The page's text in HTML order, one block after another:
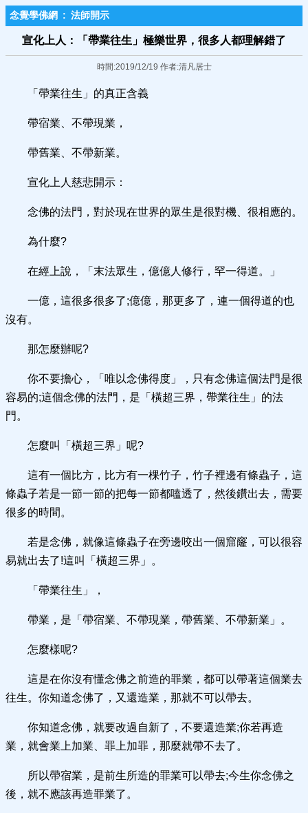
念覺學佛網 : 法師開示
宣化上人：「帶業往生」極樂世界，很多人都理解錯了
時間:2019/12/19 作者:清凡居士
「帶業往生」的真正含義
帶宿業、不帶現業，
帶舊業、不帶新業。
宣化上人慈悲開示：
念佛的法門，對於現在世界的眾生是很對機、很相應的。
為什麼?
在經上說，「末法眾生，億億人修行，罕一得道。」
一億，這很多很多了;億億，那更多了，連一個得道的也
沒有。
那怎麼辦呢?
你不要擔心，「唯以念佛得度」，只有念佛這個法門是很
容易的;這個念佛的法門，是「橫超三界，帶業往生」的法
門。
怎麼叫「橫超三界」呢?
這有一個比方，比方有一棵竹子，竹子裡邊有條蟲子，這
條蟲子若是一節一節的把每一節都嗑透了，然後鑽出去，需要
很多的時間。
若是念佛，就像這條蟲子在旁邊咬出一個窟窿，可以很容
易就出去了!這叫「橫超三界」。
「帶業往生」，
帶業，是「帶宿業、不帶現業，帶舊業、不帶新業」。
怎麼樣呢?
這是在你沒有懂念佛之前造的罪業，都可以帶著這個業去
往生。你知道念佛了，又還造業，那就不可以帶去。
你知道念佛，就要改過自新了，不要還造業;你若再造
業，就會業上加業、罪上加罪，那麼就帶不去了。
所以帶宿業，是前生所造的罪業可以帶去;今生你念佛之
後，就不應該再造罪業了。